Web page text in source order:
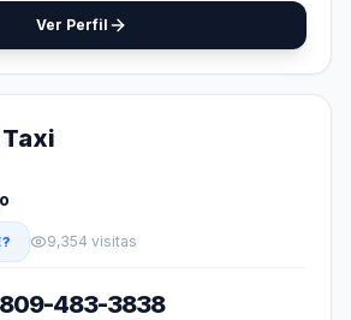
Ver Perfil
9,354 visitas
809-483-3838